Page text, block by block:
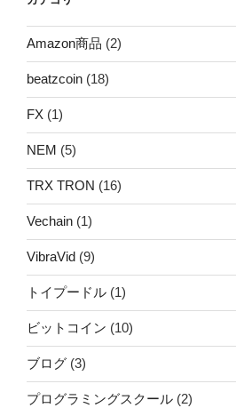
Amazon商品 (2)
beatzcoin (18)
FX (1)
NEM (5)
TRX TRON (16)
Vechain (1)
VibraVid (9)
トイプードル (1)
ビットコイン (10)
ブログ (3)
プログラミングスクール (2)